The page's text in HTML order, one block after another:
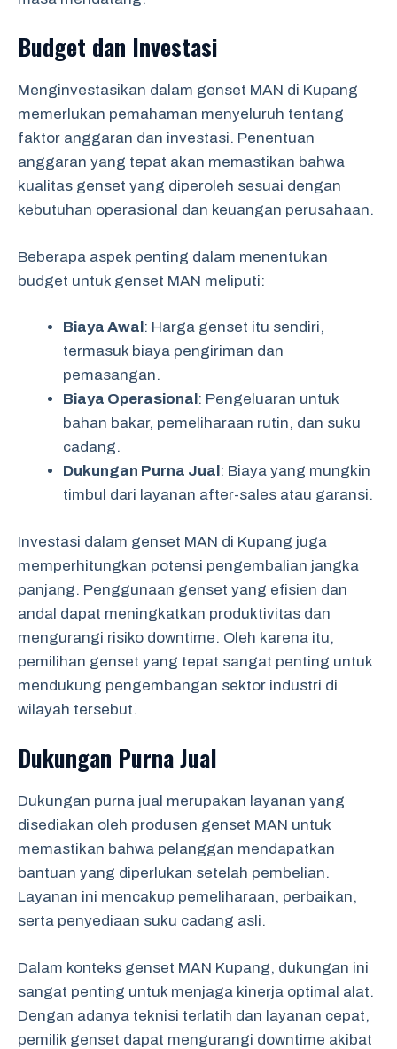
Budget dan Investasi
Menginvestasikan dalam genset MAN di Kupang
memerlukan pemahaman menyeluruh tentang
faktor anggaran dan investasi. Penentuan
anggaran yang tepat akan memastikan bahwa
kualitas genset yang diperoleh sesuai dengan
kebutuhan operasional dan keuangan perusahaan.
Beberapa aspek penting dalam menentukan
budget untuk genset MAN meliputi:
Biaya Awal: Harga genset itu sendiri,
termasuk biaya pengiriman dan
pemasangan.
Biaya Operasional: Pengeluaran untuk
bahan bakar, pemeliharaan rutin, dan suku
cadang.
Dukungan Purna Jual: Biaya yang mungkin
timbul dari layanan after-sales atau garansi.
Investasi dalam genset MAN di Kupang juga
memperhitungkan potensi pengembalian jangka
panjang. Penggunaan genset yang efisien dan
andal dapat meningkatkan produktivitas dan
mengurangi risiko downtime. Oleh karena itu,
pemilihan genset yang tepat sangat penting untuk
mendukung pengembangan sektor industri di
wilayah tersebut.
Dukungan Purna Jual
Dukungan purna jual merupakan layanan yang
disediakan oleh produsen genset MAN untuk
memastikan bahwa pelanggan mendapatkan
bantuan yang diperlukan setelah pembelian.
Layanan ini mencakup pemeliharaan, perbaikan,
serta penyediaan suku cadang asli.
Dalam konteks genset MAN Kupang, dukungan ini
sangat penting untuk menjaga kinerja optimal alat.
Dengan adanya teknisi terlatih dan layanan cepat,
pemilik genset dapat mengurangi downtime akibat